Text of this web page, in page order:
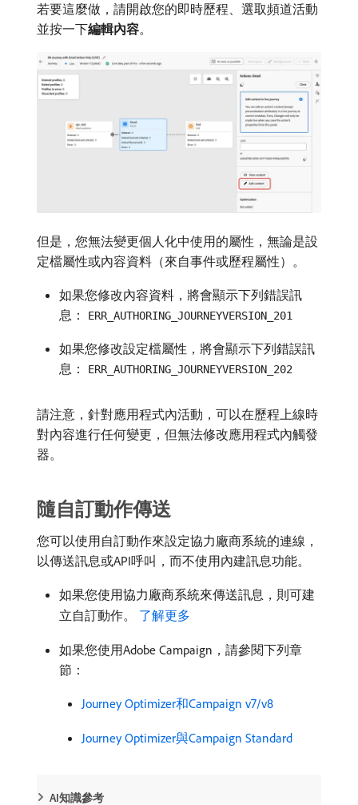
若要這麼做，請開啟您的即時歷程、選取頻道活動
並按一下​編輯內容。
但是，您無法變更個人化中使用的屬性，無論是設
定檔屬性或內容資料（來自事件或歷程屬性）。
如果您修改內容資料，將會顯示下列錯誤訊
息：
ERR_AUTHORING_JOURNEYVERSION_201
如果您修改設定檔屬性，將會顯示下列錯誤訊
息：
ERR_AUTHORING_JOURNEYVERSION_202
請注意，針對應用程式內活動，可以在歷程上線時
對內容進行任何變更，但無法修改應用程式內觸發
器。
隨自訂動作傳送
您可以使用自訂動作來設定協力廠商系統的連線，
以傳送訊息或API呼叫，而不使用內建訊息功能。
如果您使用協力廠商系統來傳送訊息，則可建
立自訂動作。 了解更多
如果您使用Adobe Campaign，請參閱下列章
節：
Journey Optimizer和Campaign v7/v8
Journey Optimizer與Campaign Standard
AI知識參考